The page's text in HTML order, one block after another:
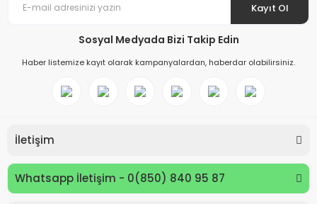
Kayıt Ol
Sosyal Medyada Bizi Takip Edin
Haber listemize kayıt olarak kampanyalardan, haberdar olabilirsiniz.
İletişim
Whatsapp İletişim - 0(850) 840 95 87